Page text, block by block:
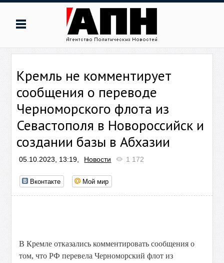
Кремль не комментирует
сообщения о переводе
Черноморского флота из
Севастополя в Новороссийск и
создании базы в Абхазии
05.10.2023, 13:19, Новости 1 172
Вконтакте Мой мир
В Кремле отказались комментировать сообщения о
том, что РФ перевела Черноморский флот из